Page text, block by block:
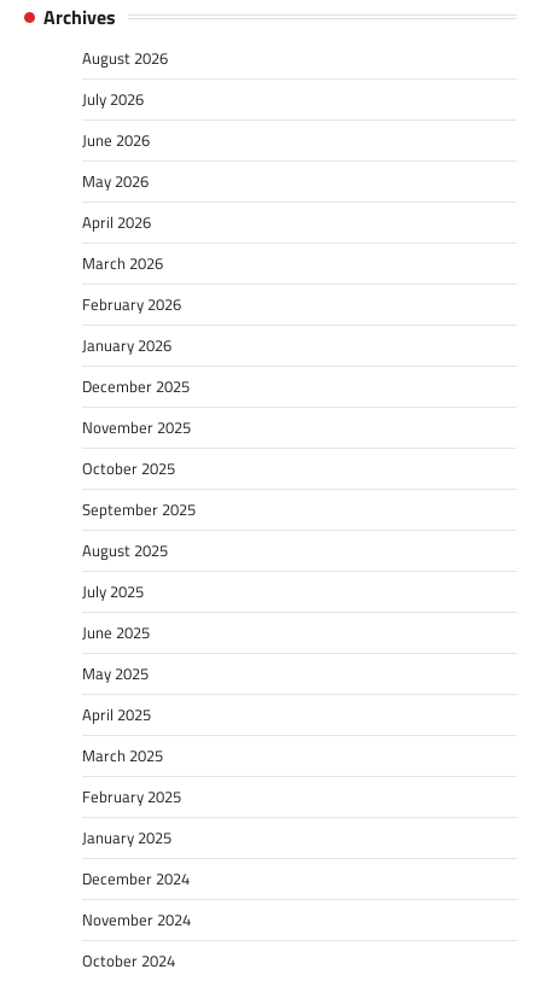
Archives
August 2026
July 2026
June 2026
May 2026
April 2026
March 2026
February 2026
January 2026
December 2025
November 2025
October 2025
September 2025
August 2025
July 2025
June 2025
May 2025
April 2025
March 2025
February 2025
January 2025
December 2024
November 2024
October 2024